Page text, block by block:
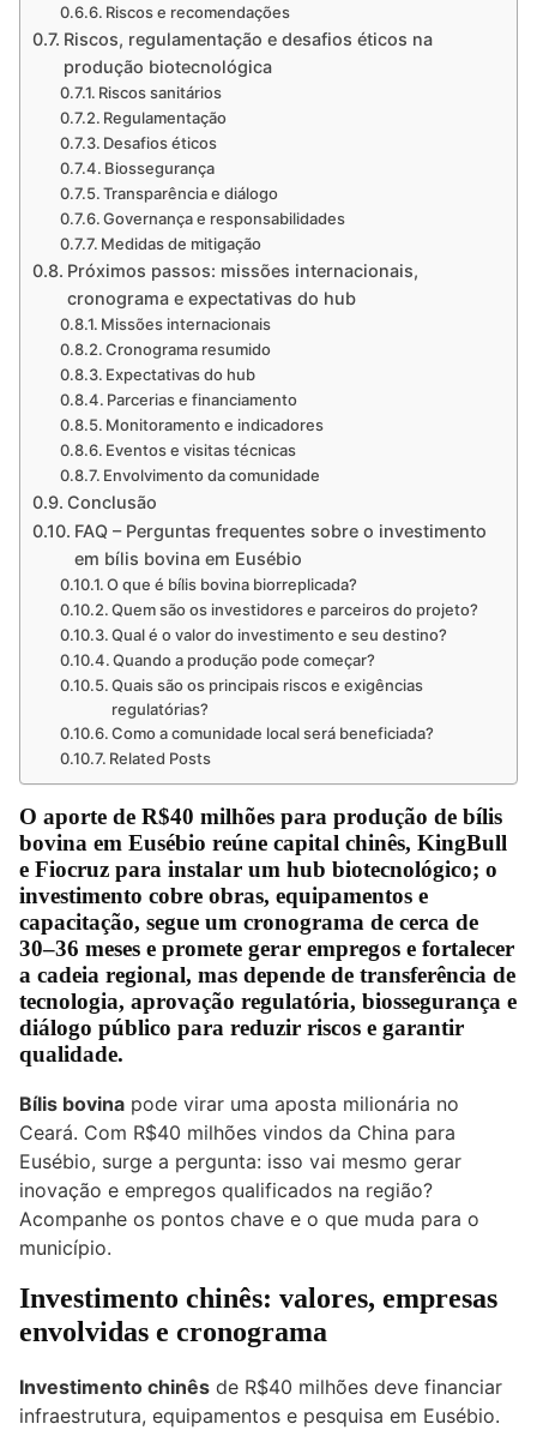
Riscos e recomendações
Riscos, regulamentação e desafios éticos na
produção biotecnológica
Riscos sanitários
Regulamentação
Desafios éticos
Biossegurança
Transparência e diálogo
Governança e responsabilidades
Medidas de mitigação
Próximos passos: missões internacionais,
cronograma e expectativas do hub
Missões internacionais
Cronograma resumido
Expectativas do hub
Parcerias e financiamento
Monitoramento e indicadores
Eventos e visitas técnicas
Envolvimento da comunidade
Conclusão
FAQ – Perguntas frequentes sobre o investimento
em bílis bovina em Eusébio
O que é bílis bovina biorreplicada?
Quem são os investidores e parceiros do projeto?
Qual é o valor do investimento e seu destino?
Quando a produção pode começar?
Quais são os principais riscos e exigências
regulatórias?
Como a comunidade local será beneficiada?
Related Posts
O aporte de R$40 milhões para produção de bílis
bovina em Eusébio reúne capital chinês, KingBull
e Fiocruz para instalar um hub biotecnológico; o
investimento cobre obras, equipamentos e
capacitação, segue um cronograma de cerca de
30–36 meses e promete gerar empregos e fortalecer
a cadeia regional, mas depende de transferência de
tecnologia, aprovação regulatória, biossegurança e
diálogo público para reduzir riscos e garantir
qualidade.
Bílis bovina pode virar uma aposta milionária no
Ceará. Com R$40 milhões vindos da China para
Eusébio, surge a pergunta: isso vai mesmo gerar
inovação e empregos qualificados na região?
Acompanhe os pontos chave e o que muda para o
município.
Investimento chinês: valores, empresas
envolvidas e cronograma
Investimento chinês de R$40 milhões deve financiar
infraestrutura, equipamentos e pesquisa em Eusébio.